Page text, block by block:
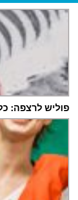
פוליש לרצפה: